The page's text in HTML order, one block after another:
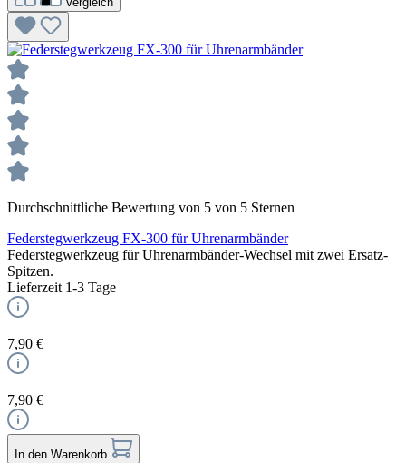
Durchschnittliche Bewertung von 5 von 5 Sternen
Federstegwerkzeug FX-300 für Uhrenarmbänder
Federstegwerkzeug für Uhrenarmbänder-Wechsel mit zwei Ersatz-
Spitzen.
Lieferzeit 1-3 Tage
7,90 €
7,90 €
In den Warenkorb